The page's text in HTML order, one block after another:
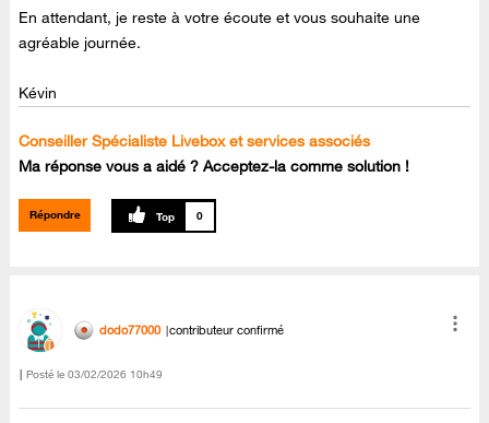
En attendant, je reste à votre écoute et vous souhaite une
agréable journée.
Kévin
Conseiller Spécialiste Livebox et services associés
Ma réponse vous a aidé ? Acceptez-la comme solution !
Répondre 0
dodo77000 contributeur confirmé
Posté le ‎03/02/2026 10h49